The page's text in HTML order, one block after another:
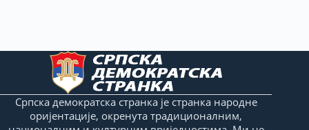
Српска демократска странка је странка народне
оријентације, окренута традиционалним,